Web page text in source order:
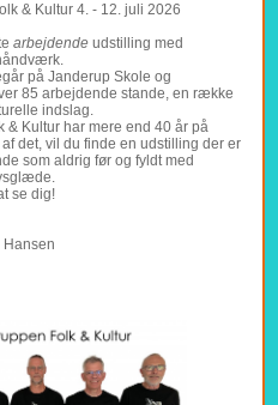
& Kultur 4. - 12. juli 2026
arbejdende udstilling med
på Janderup Skole og
85 arbejdende stande, en række
indslag.
& Kultur har mere end 40 år på
det, vil du finde en udstilling der er
som aldrig før og fyldt med
se dig!
Hansen